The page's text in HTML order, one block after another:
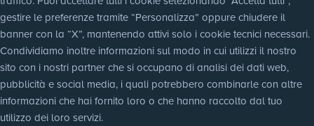
gestire le preferenze tramite “Personalizza” oppure chiudere il
banner con la “X”, mantenendo attivi solo i cookie tecnici necessari.
Condividiamo inoltre informazioni sul modo in cui utilizzi il nostro
sito con i nostri partner che si occupano di analisi dei dati web,
pubblicità e social media, i quali potrebbero combinarle con altre
informazioni che hai fornito loro o che hanno raccolto dal tuo
utilizzo dei loro servizi.